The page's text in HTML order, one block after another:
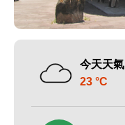
今天天氣
23 °C